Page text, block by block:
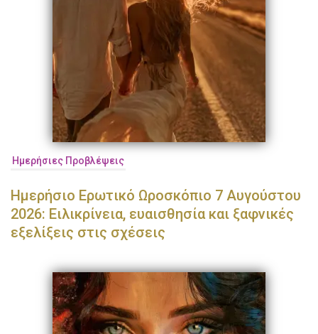
Ημερήσιες Προβλέψεις
Ημερήσιο Ερωτικό Ωροσκόπιο 7 Αυγούστου
2026: Ειλικρίνεια, ευαισθησία και ξαφνικές
εξελίξεις στις σχέσεις